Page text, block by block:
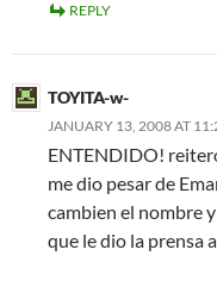
REPLY
TOYITA-w-
JANUARY 13, 2008 AT
ENTENDIDO!
me dio pesar de
cambien el nombre
que le dio la prensa